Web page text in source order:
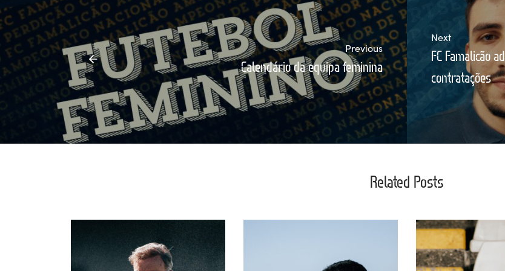
Previous
Calendário da equipa feminina
Next
FC Famalicão
contratações
Related Posts